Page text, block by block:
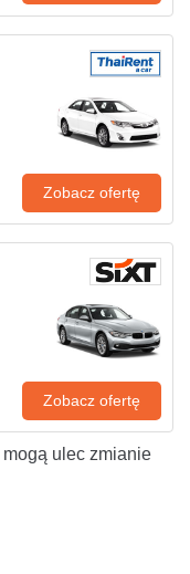
Zobacz ofertę
Zobacz ofertę
ulec zmianie